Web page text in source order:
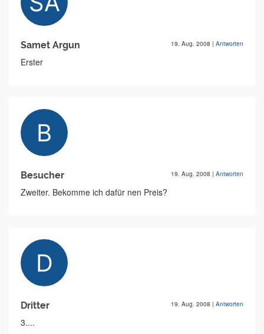
Samet Argun 19. Aug. 2008 | Antworten
Erster
Besucher 19. Aug. 2008 | Antworten
Zweiter. Bekomme ich dafür nen Preis?
Dritter 19. Aug. 2008 | Antworten
3....